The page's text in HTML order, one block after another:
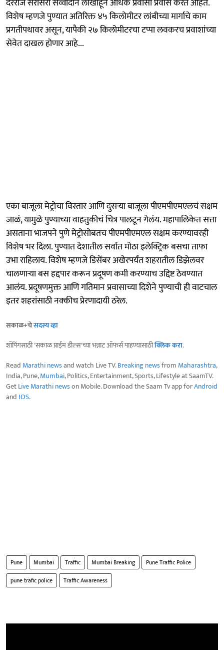
दररोज सरासरी सव्वादोन लाखांहून अधिक प्रवासी प्रवास करत आहेत.
विशेष म्हणजे पुण्यात अतिरिक्त ४५ किलोमीटर लांबीच्या मार्गाचे काम
प्रगतीपथावर असून, यापैकी २७ किलोमीटरचा टप्पा लवकरच प्रवाशांच्या
सेवेत दाखल होणार आहे...
एका बाजूला मेट्रोचा विस्तार आणि दुसऱ्या बाजूला पीएमपीएमएलचं सक्षम
जाळं, यामुळे पुण्याच्या वाहतुकीचं चित्र पालटून गेलंय. महापालिकेत सत्ता
असताना भाजपने पुणे मेट्रोसोबतच पीएमपीएमएल सक्षम करण्यावरही
विशेष भर दिला. पुण्यात देशातील सर्वात मोठा इलेक्ट्रिक बसचा ताफा
उभा राहिलाय. विशेष म्हणजे डिसेंबर अखेरपर्यंत शहरातील डिझेलवर
चालणाऱ्या बस हद्दपार करून प्रदूषण कमी करण्याच उद्दिष्ट ठेवण्यात
आलंय. प्रदूषणमुक्त आणि गतिमान प्रवासाच्या दिशेने पुण्याची ही वाटचाल
इतर शहरांसाठी नक्कीच प्रेरणादायी ठरेल.
सकाळ+चेसदस्य व्हा
शॉपिंगसाठी 'सकाळ प्राईम डील्स'च्या भन्नाट ऑफर्स पाहण्यासाठीक्लिक करा.
Read Marathi newsand watch Live TV.Breaking newsfrom Maharashtra,
India, Pune,Mumbai, Politics, Entertainment, Sports, Lifestyle at SaamTV.
GetLive Marathi newson Mobile. Download the Saam Tv app forAndroid
and IOS.
Pune Mumbai Traffic Mumbai Breaking
Pune Traffic Police
pune trafic police
Traffic Awareness